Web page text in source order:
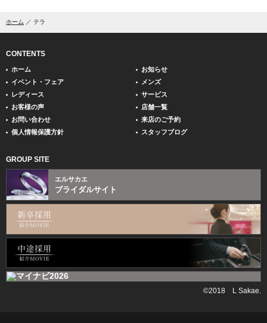
ホーム テラ
CONTENTS
ホーム
お知らせ
イベント・フェア
メンズ
レディース
サービス
お客様の声
店舗一覧
お問い合わせ
来店のご予約
個人情報保護方針
スタッフブログ
GROUP SITE
エルサカエ
ブライダルサイト
©2018 L Sakae.